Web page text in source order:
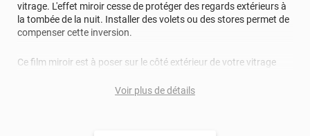
vitrage. L'effet miroir cesse de protéger des regards extérieurs à
la tombée de la nuit. Installer des volets ou des stores permet de
compenser cette inversion.
Ce film miroir est à poser sur le côté extérieur de votre vitrage
aussi bien sur un simple vitrage que sur un double vitrage de
Voir plus de détails